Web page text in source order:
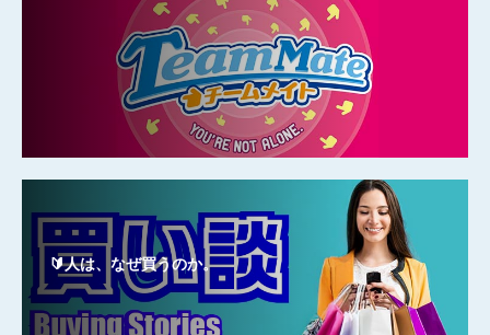
🔰人は、なぜ買うのか。